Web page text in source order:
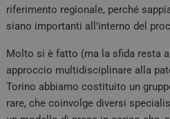
riferimento regionale, perché
siano importanti all’interno del
Molto si è fatto (ma la sfida resta
approccio multidisciplinare alla
Torino abbiamo costituito un
rare, che coinvolge diversi